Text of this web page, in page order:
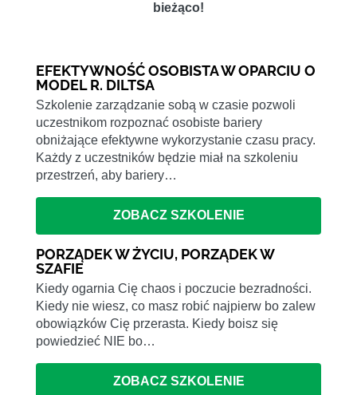
bieżąco!
EFEKTYWNOŚĆ OSOBISTA W OPARCIU O
MODEL R. DILTSA
Szkolenie zarządzanie sobą w czasie pozwoli
uczestnikom rozpoznać osobiste bariery
obniżające efektywne wykorzystanie czasu pracy.
Każdy z uczestników będzie miał na szkoleniu
przestrzeń, aby bariery…
ZOBACZ SZKOLENIE
PORZĄDEK W ŻYCIU, PORZĄDEK W
SZAFIE
Kiedy ogarnia Cię chaos i poczucie bezradności.
Kiedy nie wiesz, co masz robić najpierw bo zalew
obowiązków Cię przerasta. Kiedy boisz się
powiedzieć NIE bo…
ZOBACZ SZKOLENIE